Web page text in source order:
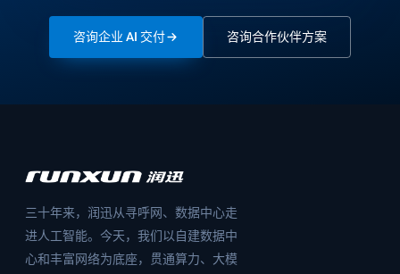
咨询企业 AI 交付 咨询合作伙伴方案
三十年来，润迅从寻呼网、数据中心走
进人工智能。今天，我们以自建数据中
心和丰富网络为底座，贯通算力、大模